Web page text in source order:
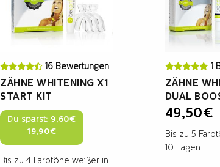
16 Bewertungen
ZÄHNE WHITENING X1
START KIT
Du sparst: 9,60€
Ursprünglicher
29,50€
19,90€Aktueller
19,90€.
Bis zu 4 Farbtöne weißer in
1
ZÄHNE
DUAL
49,50€
Bis zu 5
10 Tagen